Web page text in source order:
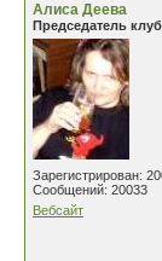
Алиса Деева
Председатель
Зарегистрирован:
Сообщений: 20033
Вебсайт